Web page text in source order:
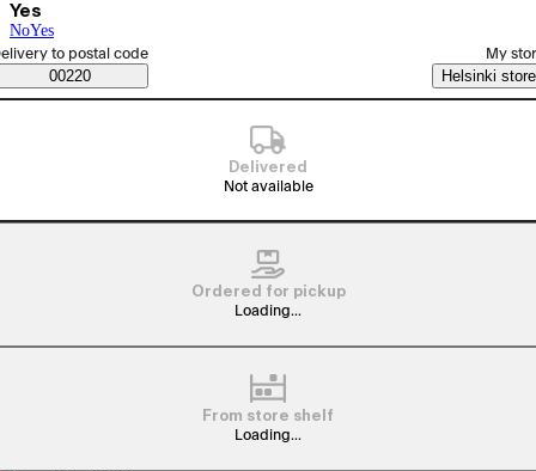
Current selection Yes
Yes
No(mobile network support
Yes
Saatavuustiedot
order method
to postal code
00220
My
Helsinki store
Delivered
Not available
Ordered for pickup
Loading...
From store shelf
Loading...